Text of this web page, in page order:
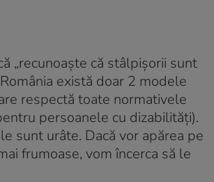
„recunoaște că stâlpișorii sunt
România există doar 2 modele
respectă toate normativele
persoanele cu dizabilități).
sunt urâte. Dacă vor apărea pe
frumoase, vom încerca să le